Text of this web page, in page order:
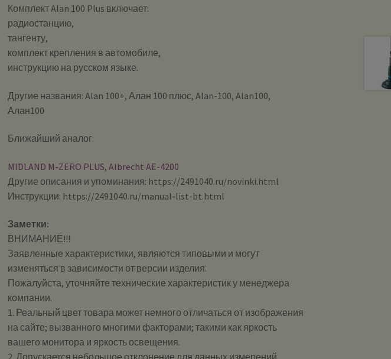
Комплект Alan 100 Plus включает:
радиостанцию,
тангенту,
комплект крепления в автомобиле,
инструкцию на русском языке.
Другие названия: Alan 100+, Алан 100 плюс, Alan-100, Alan100,
Алан100
Ближайший аналог:
MIDLAND M-ZERO PLUS,Albrecht AE-4200
Другие описания и упоминания: https://2491040.ru/novinki.html
Инструкции: https://2491040.ru/manual-list-bt.html
Заметки:
ВНИМАНИЕ!!!
Заявленные характеристики, являются типовыми и могут
изменяться в зависимости от версии изделия.
Пожалуйста, уточняйте технические характеристик у менеджера
компании.
1. Реальный цвет товара может немного отличаться от изображения
на сайте; вызванного многими факторами; такими как яркость
вашего монитора и яркость освещения.